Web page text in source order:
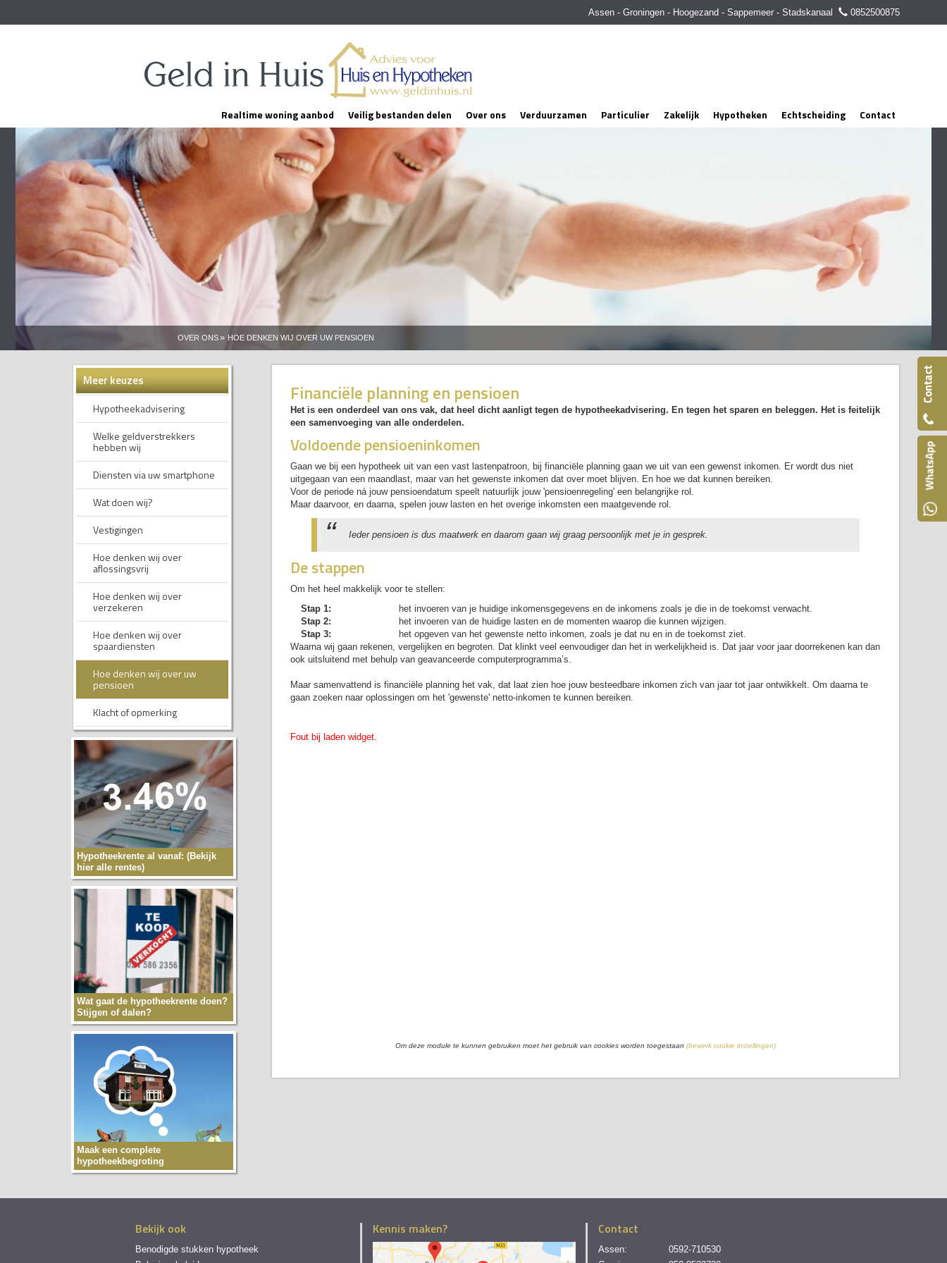
Assen - Groningen - Hoogezand - Sappemeer - Stadskanaal 0852500875
Realtime woning aanbod Veilig bestanden delen Over ons Verduurzamen Particulier Zakelijk Hypotheken Echtscheiding Contact
OVER ONS» HOE DENKEN WIJ OVER UW PENSIOEN
Meer keuzes
Hypotheekadvisering
Welke geldverstrekkers
hebben wij
Diensten via uw smartphone
Wat doen wij?
Vestigingen
Hoe denken wij over
aflossingsvrij
Hoe denken wij over
verzekeren
Hoe denken wij over
spaardiensten
Hoe denken wij over uw
pensioen
Klacht of opmerking
Hypotheekrente al vanaf: (Bekijk
hier alle rentes)
Wat gaat de hypotheekrente doen?
Stijgen of dalen?
Maak een complete
hypotheekbegroting
Financiële planning en pensioen
Het is een onderdeel van ons vak, dat heel dicht aanligt tegen de hypotheekadvisering. En tegen het sparen en beleggen. Het is feitelijk
een samenvoeging van alle onderdelen.
Voldoende pensioeninkomen
Gaan we bij een hypotheek uit van een vast lastenpatroon, bij financiële planning gaan we uit van een gewenst inkomen. Er wordt dus niet
uitgegaan van een maandlast, maar van het gewenste inkomen dat over moet blijven. En hoe we dat kunnen bereiken.
Voor de periode ná jouw pensioendatum speelt natuurlijk jouw 'pensioenregeling' een belangrijke rol.
Maar daarvoor, en daarna, spelen jouw lasten en het overige inkomsten een maatgevende rol.
Ieder pensioen is dus maatwerk en daarom gaan wij graag persoonlijk met je in gesprek.
De stappen
Om het heel makkelijk voor te stellen:
Stap 1:
het invoeren van je huidige inkomensgegevens en de inkomens zoals je die in de toekomst verwacht.
Stap 2:
het invoeren van de huidige lasten en de momenten waarop die kunnen wijzigen.
Stap 3:
het opgeven van het gewenste netto inkomen, zoals je dat nu en in de toekomst ziet.
Waarna wij gaan rekenen, vergelijken en begroten. Dat klinkt veel eenvoudiger dan het in werkelijkheid is. Dat jaar voor jaar doorrekenen kan dan
ook uitsluitend met behulp van geavanceerde computerprogramma’s.
Maar samenvattend is financiële planning het vak, dat laat zien hoe jouw besteedbare inkomen zich van jaar tot jaar ontwikkelt. Om daarna te
gaan zoeken naar oplossingen om het 'gewenste' netto-inkomen te kunnen bereiken.
Fout bij laden widget.
Om deze module te kunnen gebruiken moet het gebruik van cookies worden toegestaan (bewerk cookie instellingen)
Bekijk ook
Benodigde stukken hypotheek
Kennis maken? Contact
Assen:
0592-710530